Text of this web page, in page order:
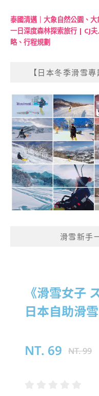
泰國清邁｜大象自然公園、
一日深度森林探索旅行 | CJ
略、行程規劃
【日本冬季滑雪
滑雪新手